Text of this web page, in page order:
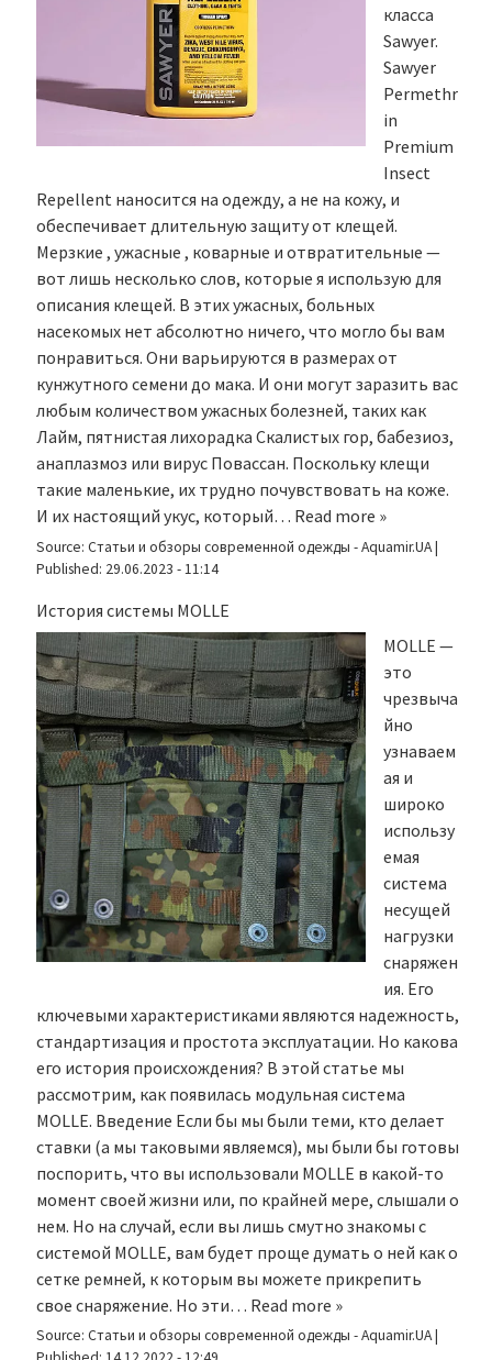
класса
Sawyer.
Sawyer
Permethr
in
Premium
Insect
Repellent наносится на одежду, а не на кожу, и
обеспечивает длительную защиту от клещей.
Мерзкие , ужасные , коварные и отвратительные —
вот лишь несколько слов, которые я использую для
описания клещей. В этих ужасных, больных
насекомых нет абсолютно ничего, что могло бы вам
понравиться. Они варьируются в размерах от
кунжутного семени до мака. И они могут заразить вас
любым количеством ужасных болезней, таких как
Лайм, пятнистая лихорадка Скалистых гор, бабезиоз,
анаплазмоз или вирус Повассан. Поскольку клещи
такие маленькие, их трудно почувствовать на коже.
И их настоящий укус, который… Read more »
Source: Статьи и обзоры современной одежды - Aquamir.UA|
Published: 29.06.2023 - 11:14
История системы MOLLE
MOLLE —
это
чрезвыча
йно
узнаваем
ая и
широко
использу
емая
система
несущей
нагрузки
снаряжен
ия. Его
ключевыми характеристиками являются надежность,
стандартизация и простота эксплуатации. Но какова
его история происхождения? В этой статье мы
рассмотрим, как появилась модульная система
MOLLE. Введение Если бы мы были теми, кто делает
ставки (а мы таковыми являемся), мы были бы готовы
поспорить, что вы использовали MOLLE в какой-то
момент своей жизни или, по крайней мере, слышали о
нем. Но на случай, если вы лишь смутно знакомы с
системой MOLLE, вам будет проще думать о ней как о
сетке ремней, к которым вы можете прикрепить
свое снаряжение. Но эти… Read more »
Source: Статьи и обзоры современной одежды - Aquamir.UA|